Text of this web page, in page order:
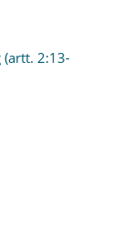
(artt. 2:13-